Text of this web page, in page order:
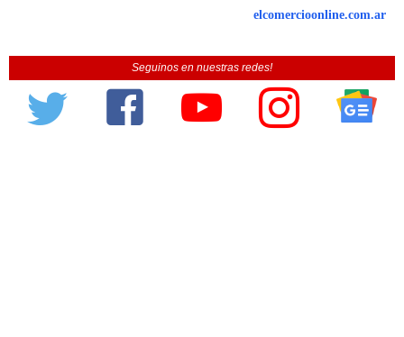
elcomercioonline.com.ar
Seguinos en nuestras redes!